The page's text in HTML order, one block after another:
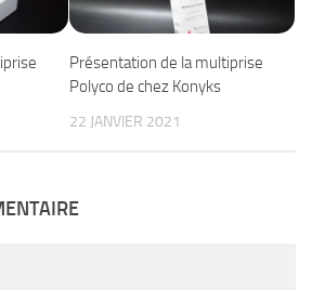
Présentation de la multiprise
Polyco de chez Konyks
22 JANVIER 2021